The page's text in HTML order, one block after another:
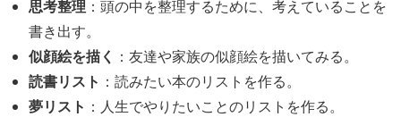
思考整理 ：頭の中を整理するために、考えていることを
書き出す。
似顔絵を描く ：友達や家族の似顔絵を描いてみる。
読書リスト ：読みたい本のリストを作る。
夢リスト ：人生でやりたいことのリストを作る。